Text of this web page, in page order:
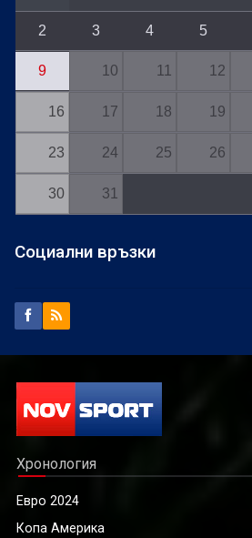
2 3 4 5
9 10 11 12
16 17 18 19
23 24 25 26
30 31
Социални връзки
Хронология
Евро 2024
Копа Америка